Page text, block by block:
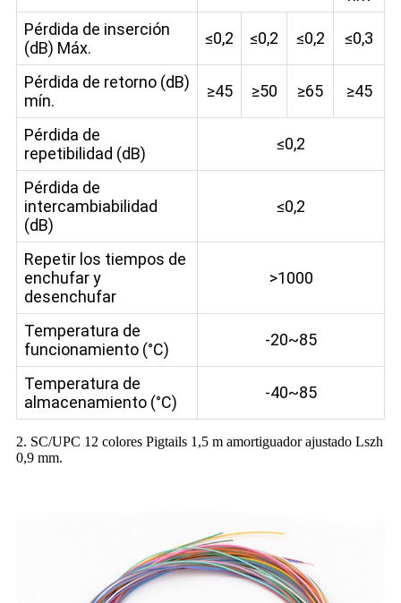
Pérdida de inserción
(dB) Máx.
≤0,2 ≤0,2 ≤0,2 ≤0,3
Pérdida de retorno (dB)
mín.
≥45 ≥50 ≥65 ≥45
Pérdida de
repetibilidad (dB)
≤0,2
Pérdida de
intercambiabilidad
(dB)
≤0,2
Repetir los tiempos de
enchufar y
desenchufar
>1000
Temperatura de
funcionamiento (°C)
-20~85
Temperatura de
almacenamiento (°C)
-40~85
2. SC/UPC 12 colores Pigtails 1,5 m amortiguador ajustado Lszh
0,9 mm.